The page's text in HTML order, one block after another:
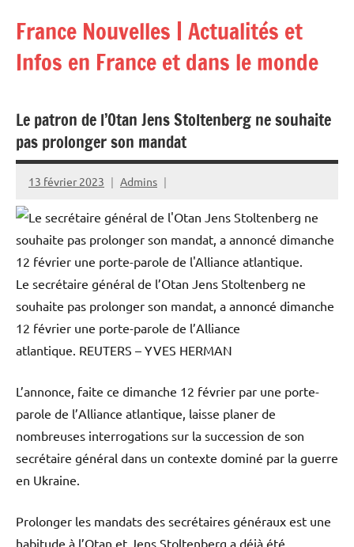
contenu
France Nouvelles | Actualités et
Infos en France et dans le monde
Le patron de l’Otan Jens Stoltenberg ne souhaite
pas prolonger son mandat
13 février 2023 Admins
Le secrétaire général de l’Otan Jens Stoltenberg ne
souhaite pas prolonger son mandat, a annoncé dimanche
12 février une porte-parole de l’Alliance
atlantique. REUTERS – YVES HERMAN
L’annonce, faite ce dimanche 12 février par une porte-
parole de l’Alliance atlantique, laisse planer de
nombreuses interrogations sur la succession de son
secrétaire général dans un contexte dominé par la guerre
en Ukraine.
Prolonger les mandats des secrétaires généraux est une
habitude à l’Otan et Jens Stoltenberg a déjà été